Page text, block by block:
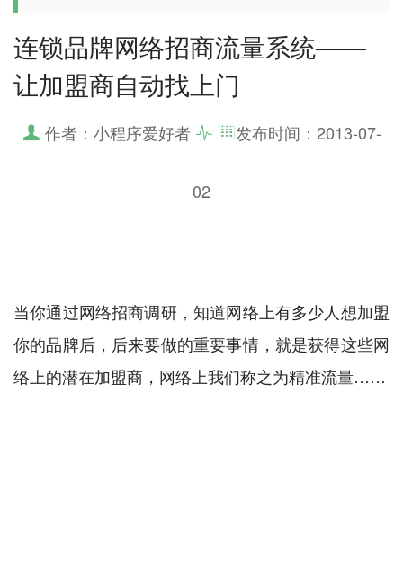
连锁品牌网络招商流量系统——
让加盟商自动找上门
作者：小程序爱好者 发布时间： 2013-07-
02
当你通过网络招商调研，知道网络上有多少人想加盟
你的品牌后，后来要做的重要事情，就是获得这些网